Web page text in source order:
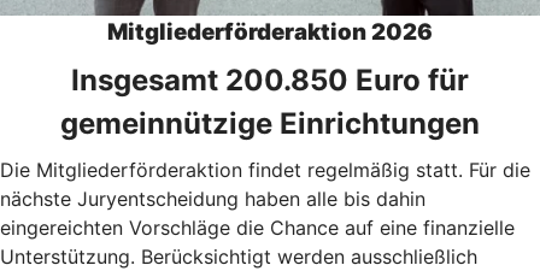
Mitgliederförderaktion 2026
Insgesamt 200.850 Euro für
gemeinnützige Einrichtungen
Die Mitgliederförderaktion findet regelmäßig statt. Für die
nächste Juryentscheidung haben alle bis dahin
eingereichten Vorschläge die Chance auf eine finanzielle
Unterstützung. Berücksichtigt werden ausschließlich